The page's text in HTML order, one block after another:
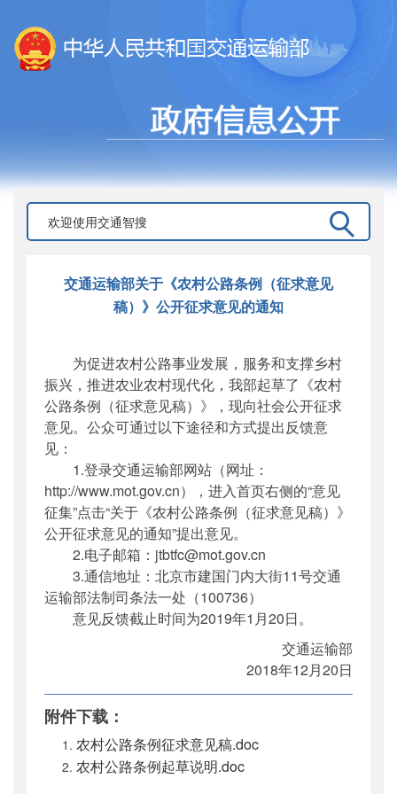
交通运输部关于《农村公路条例（征求意见
稿）》公开征求意见的通知
为促进农村公路事业发展，服务和支撑乡村
振兴，推进农业农村现代化，我部起草了《农村
公路条例（征求意见稿）》，现向社会公开征求
意见。公众可通过以下途径和方式提出反馈意
见：
1.登录交通运输部网站（网址：
http://www.mot.gov.cn），进入首页右侧的“意见
征集”点击“关于《农村公路条例（征求意见稿）》
公开征求意见的通知”提出意见。
2.电子邮箱：jtbtfc@mot.gov.cn
3.通信地址：北京市建国门内大街11号交通
运输部法制司条法一处（100736）
意见反馈截止时间为2019年1月20日。
交通运输部
2018年12月20日
附件下载：
农村公路条例征求意见稿.doc
农村公路条例起草说明.doc